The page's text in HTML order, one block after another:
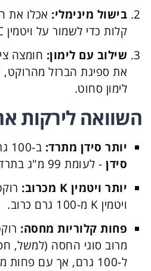
בישול מינימלי: אכלו את
קלות כדי לשמור על ויטמין C ו-B9 הרגישים לחום.
שילוב עם לימון: חומצה
את ספיגת הברזל
לימון סחוט.
השוואה לירקות
יותר סידן מתרד: ב-100 גרם רוקט יש
סידן - לעומת 99 מ"ג בתרד.
יותר ויטמין K מכרוב:
ויטמין K מ-100 גרם כרוב.
פחות קלוריות מחסה:
ל-100 גרם, אך עם פחות מינרלים).